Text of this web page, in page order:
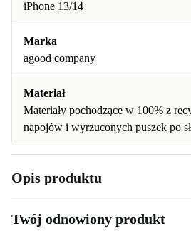
iPhone 13/14
Marka
agood company
Materiał
Materiały pochodzące w 100% z
napojów i wyrzuconych puszek po
Opis produktu
Twój odnowiony produkt